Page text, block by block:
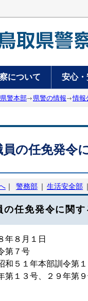
について 安心・
県警本部 県警の情報 情報
員の任免発令
｜ 警務部 ｜ 生活安全部 ｜
の任免発令に関す
年８月１日
第７号
５１年本部訓令第１
第１３号、２９年第